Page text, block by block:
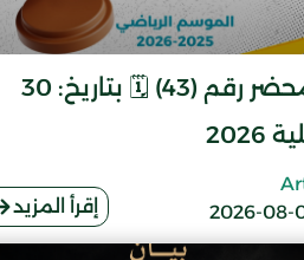
📄 محضر رقم (43) 🗓️ بتاريخ: 30
2026
2026-08-
إقرأ المزيد